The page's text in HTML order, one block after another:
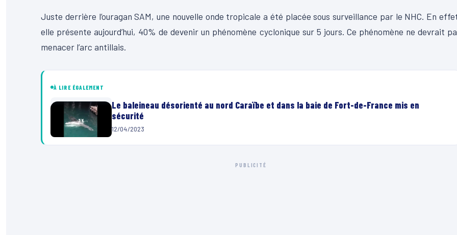
Juste derrière l’ouragan SAM, une nouvelle onde tropicale a été placée sous surveillance par le NHC. En
elle présente aujourd’hui, 40% de devenir un phénomène cyclonique sur 5 jours. Ce phénomène ne devrait
menacer l’arc antillais.
À LIRE ÉGALEMENT
Le baleineau désorienté au nord Caraïbe et dans la baie de Fort-de-France mis en
sécurité
12/04/2023
PUBLICITÉ